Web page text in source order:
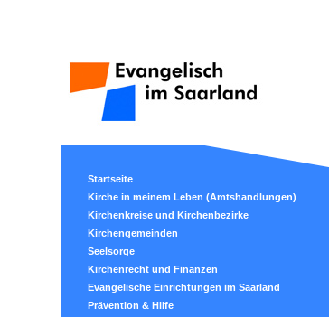
Startseite
Kirche in meinem Leben (Amtshandlungen)
Kirchenkreise und Kirchenbezirke
Kirchengemeinden
Seelsorge
Kirchenrecht und Finanzen
Evangelische Einrichtungen im Saarland
Prävention & Hilfe